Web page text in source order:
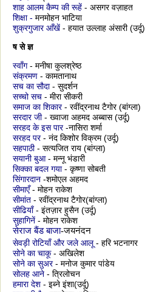
शाह आलम कैम्प की रूहें - असगर वज़ाहत
शिक्षा - मनमोहन भाटिया
शुक्रगुजार आँखें - हयात उल्लाह अंसारी (उर्दू)
ष से ज्
स्वाँग- मनीषा कुलश्रेष्ठ
संक्रमण - कामतानाथ
सच का सौदा- सुदर्शन
सच्चो सच - मीरा सीकरी
समाज का शिकार- रवींद्रनाथ टैगोर (बांग्ला)
सरदार जी- ख्वाजा अहमद अब्बास (उर्दू)
सरहद के इस पार-नासिरा शर्मा
सरहद पर- नंद किशोर विक्रम (उर्दू)
सहपाठी- सत्यजित राय (बांग्ला)
सयानी बुआ- मन्नू भंडारी
सिक्का बदल गया- कृष्णा सोबती
सिंगारदान -शमोएल अहमद
सीमाएँ- मोहन राकेश
सीमांत - रवींद्रनाथ टैगोर(बांग्ला)
सीढियाँ- इंतज़ार हुसैन (उर्दू)
सुहागिनें - मोहन राकेश
सेराज बैंड बाजा-जयनंदन
सेवड़ी रोटियाँ और जले आलू- हरि भटनागर
सोने का चाकू- अखिलेश
सोने का सुअर- मनोज कुमार पांडेय
सोलह आने - त्रिलोचन
हमारा देश- इब्ने इंशा(उर्दू)